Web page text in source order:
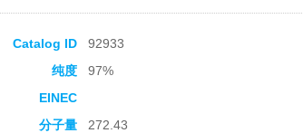
Catalog ID 92933
纯度
97%
EINEC
分子量 272.43